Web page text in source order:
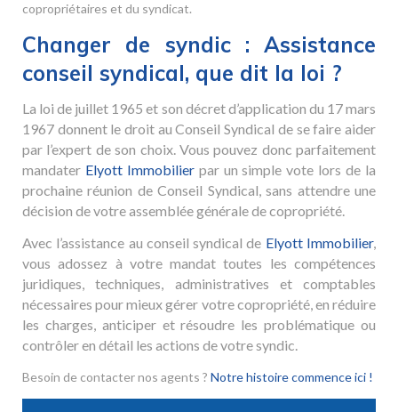
copropriétaires et du syndicat.
Changer de syndic : Assistance
conseil syndical, que dit la loi ?
La loi de juillet 1965 et son décret d’application du 17 mars
1967 donnent le droit au Conseil Syndical de se faire aider
par l’expert de son choix. Vous pouvez donc parfaitement
mandater Elyott Immobilierpar un simple vote lors de la
prochaine réunion de Conseil Syndical, sans attendre une
décision de votre assemblée générale de copropriété.
Avec l’assistance au conseil syndical de Elyott Immobilier,
vous adossez à votre mandat toutes les compétences
juridiques, techniques, administratives et comptables
nécessaires pour mieux gérer votre copropriété, en réduire
les charges, anticiper et résoudre les problématique ou
contrôler en détail les actions de votre syndic.
Besoin de contacter nos agents ? Notre histoire commence ici !